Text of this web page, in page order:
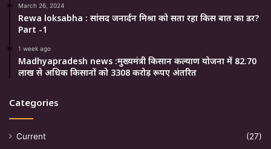
March 26, 2024
Rewa loksabha : सांसद जनार्दन मिश्रा को सता रहा किस बात का डर?
Part -1
1 week ago
Madhyapradesh news :मुख्यमंत्री किसान कल्याण योजना में 82.70
लाख से अधिक किसानों को 3308 करोड़ रूपए अंतरित
Categories
Current (27)